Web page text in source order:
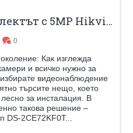
Как изглежда комплектът с 5MP Hikvision камери и всичко нужно за монтаж
0
Как изглежда
и всичко нужно за
видеонаблюдение
търсите нещо, което
за инсталация. В
такова решение –
DS-2CE72KF0T...